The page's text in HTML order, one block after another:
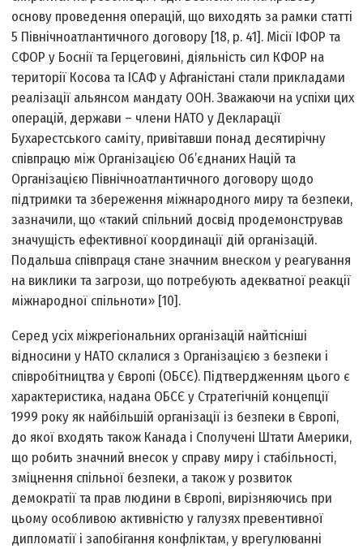
основу проведення операцій, що виходять за рамки статті
5 Північноатлантичного договору [18, p. 41]. Місії ІФОР та
СФОР у Боснії та Герцеговині, діяльність сил КФОР на
території Косова та ІСАФ у Афганістані стали прикладами
реалізації альянсом мандату ООН. Зважаючи на успіхи цих
операцій, держави – члени НАТО у Декларації
Бухарестського саміту, привітавши понад десятирічну
співпрацю між Організацією Об’єднаних Націй та
Організацією Північноатлантичного договору щодо
підтримки та збереження міжнародного миру та безпеки,
зазначили, що «такий спільний досвід продемонстрував
значущість ефективної координації дій організацій.
Подальша співпраця стане значним внеском у реагування
на виклики та загрози, що потребують адекватної реакції
міжнародної спільноти» [10].
Серед усіх міжрегіональних організацій найтісніші
відносини у НАТО склалися з Організацією з безпеки і
співробітництва у Європі (ОБСЄ). Підтвердженням цього є
характеристика, надана ОБСЄ у Стратегічній концепції
1999 року як найбільшій організації із безпеки в Європі,
до якої входять також Канада і Сполучені Штати Америки,
що робить значний внесок у справу миру і стабільності,
зміцнення спільної безпеки, а також у розвиток
демократії та прав людини в Європі, вирізняючись при
цьому особливою активністю у галузях превентивної
дипломатії і запобігання конфліктам, у врегулюванні